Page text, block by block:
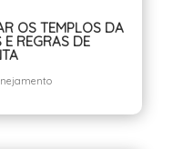
OS TEMPLOS DA
REGRAS DE